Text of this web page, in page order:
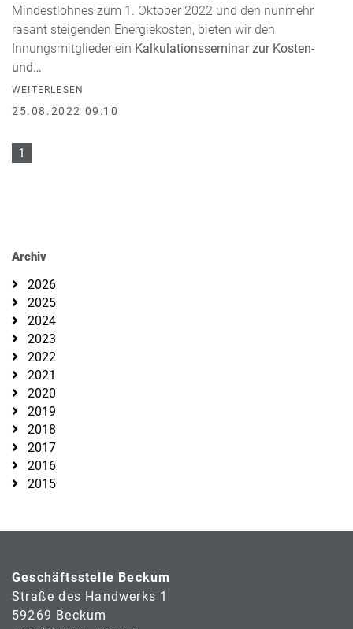
Mindestlohnes zum 1. Oktober 2022 und den nunmehr
rasant steigenden Energiekosten, bieten wir den
Innungsmitglieder ein Kalkulationsseminar zur Kosten-
und…
WEITERLESEN
25.08.2022 09:10
1
Archiv
2026
2025
2024
2023
2022
2021
2020
2019
2018
2017
2016
2015
Geschäftsstelle Beckum
Straße des Handwerks 1
59269 Beckum